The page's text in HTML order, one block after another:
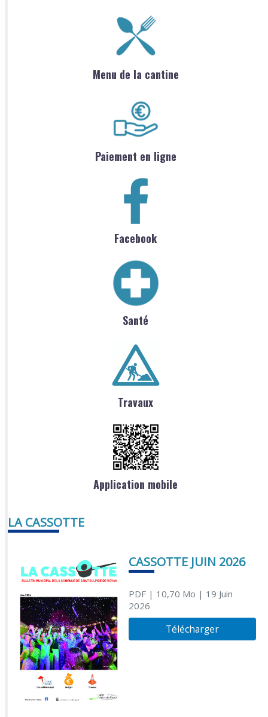
Menu de la cantine
Paiement en ligne
Facebook
Santé
Travaux
Application mobile
LA CASSOTTE
CASSOTTE JUIN 2026
PDF| 10,70 Mo | 19 Juin
2026
Télécharger